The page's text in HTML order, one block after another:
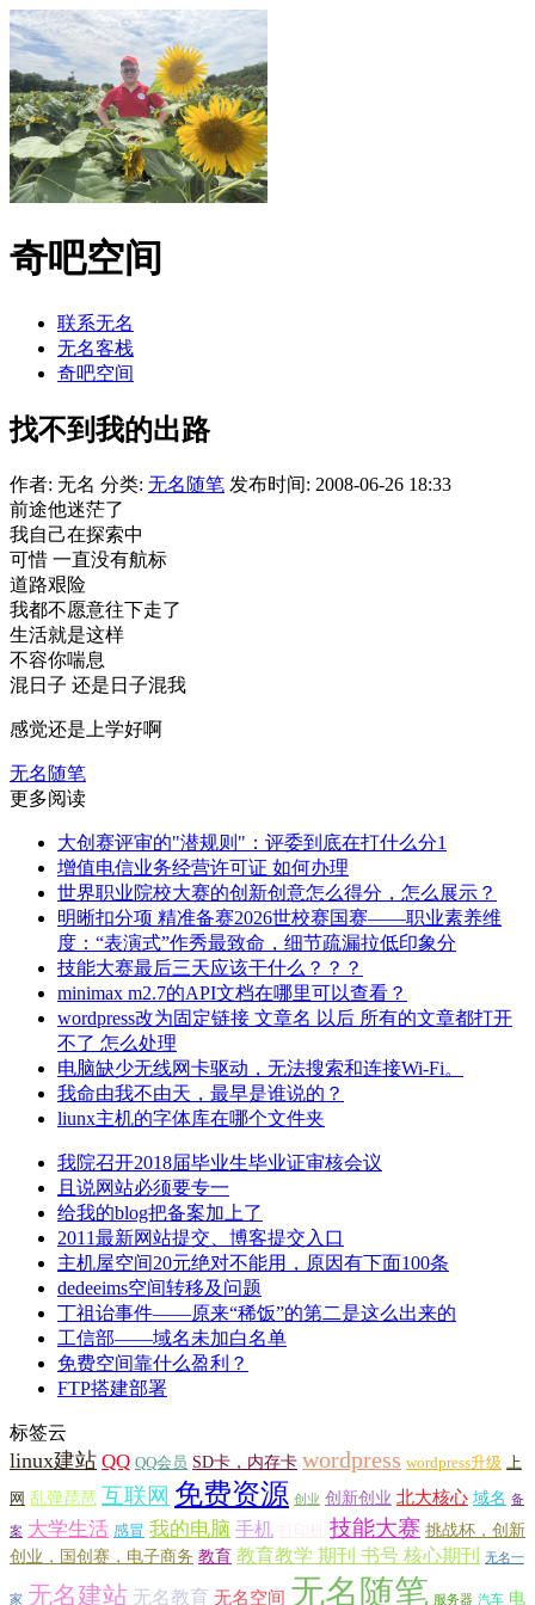
奇吧空间
联系无名
无名客栈
奇吧空间
找不到我的出路
作者: 无名 分类: 无名随笔 发布时间: 2008-06-26 18:33
前途他迷茫了
我自己在探索中
可惜 一直没有航标
道路艰险
我都不愿意往下走了
生活就是这样
不容你喘息
混日子 还是日子混我
感觉还是上学好啊
无名随笔
更多阅读
大创赛评审的"潜规则"：评委到底在打什么分1
增值电信业务经营许可证 如何办理
世界职业院校大赛的创新创意怎么得分，怎么展示？
明晰扣分项 精准备赛2026世校赛国赛——职业素养维
度：“表演式”作秀最致命，细节疏漏拉低印象分
技能大赛最后三天应该干什么？？？
minimax m2.7的API文档在哪里可以查看？
wordpress改为固定链接 文章名 以后 所有的文章都打开
不了 怎么处理
电脑缺少无线网卡驱动，无法搜索和连接Wi-Fi。
我命由我不由天，最早是谁说的？
liunx主机的字体库在哪个文件夹
我院召开2018届毕业生毕业证审核会议
且说网站必须要专一
给我的blog把备案加上了
2011最新网站提交、博客提交入口
主机屋空间20元绝对不能用，原因有下面100条
dedeeims空间转移及问题
丁祖诒事件——原来“稀饭”的第二是这么出来的
工信部——域名未加白名单
免费空间靠什么盈利？
FTP搭建部署
标签云
linux建站 QQ QQ会员 SD卡，内存卡 wordpress wordpress升级 上
网 乱弹琵琶 互联网 免费资源 创业 创新创业 北大核心 域名 备
案 大学生活 感冒 我的电脑 手机 技能大赛 挑战杯，创新
创业，国创赛，电子商务 教育 教育教学 期刊 书号 核心期刊 无名一
家 无名建站 无名教育 无名空间 无名随笔 服务器 汽车 电